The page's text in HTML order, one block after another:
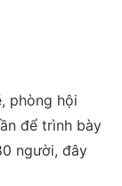
phòng hội
để trình bày
người, đây